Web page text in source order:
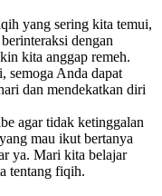
yang sering kita temui,
dengan
kita anggap remeh.
semoga Anda dapat
dan mendekatkan diri
agar tidak ketinggalan
mau ikut bertanya
ya. Mari kita belajar
tentang fiqih.